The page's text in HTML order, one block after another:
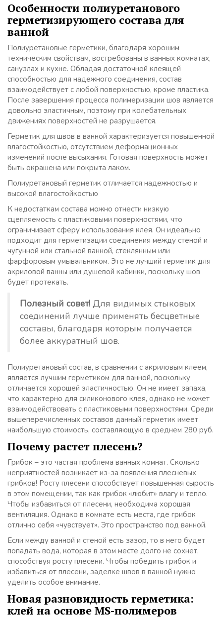
Особенности полиуретанового
герметизирующего состава для
ванной
Полиуретановые герметики, благодаря хорошим
техническим свойствам, востребованы в ванных комнатах,
санузлах и кухне. Обладая достаточной клеящей
способностью для надежного соединения, состав
взаимодействует с любой поверхностью, кроме пластика.
После завершения процесса полимеризации шов является
довольно эластичным, поэтому при колебательных
движениях поверхностей не разрушается.
Герметик для швов в ванной характеризуется повышенной
влагостойкостью, отсутствием деформационных
изменений после высыхания. Готовая поверхность может
быть окрашена или покрыта лаком.
Полиуретановый герметик отличается надежностью и
высокой влагостойкостью
К недостаткам состава можно отнести низкую
сцепляемость с пластиковыми поверхностями, что
ограничивает сферу использования клея. Он идеально
подходит для герметизации соединения между стеной и
чугунной или стальной ванной, стеклянным или
фарфоровым умывальником. Это не лучший герметик для
акриловой ванны или душевой кабинки, поскольку шов
будет протекать.
Полезный совет! Для видимых стыковых
соединений лучше применять бесцветные
составы, благодаря которым получается
более аккуратный шов.
Полиуретановый состав, в сравнении с акриловым клеем,
является лучшим герметиком для ванной, поскольку
отличается хорошей эластичностью. Он не имеет запаха,
что характерно для силиконового клея, однако не может
взаимодействовать с пластиковыми поверхностями. Среди
вышеперечисленных составов данный герметик имеет
наибольшую стоимость, составляющую в среднем 280 руб.
Почему растет плесень?
Грибок – это частая проблема ванных комнат. Сколько
неприятностей возникает из-за появления плесневых
грибков! Росту плесени способствует повышенная сырость
в этом помещении, так как грибок «любит» влагу и тепло.
Чтобы избавиться от плесени, необходима хорошая
вентиляция. Однако в комнате есть места, где грибок
отлично себя «чувствует». Это пространство под ванной.
Если между ванной и стеной есть зазор, то в него будет
попадать вода, которая в этом месте долго не сохнет,
способствуя росту плесени. Чтобы победить грибок и
избавиться от плесени, заделке швов в ванной нужно
уделить особое внимание.
Новая разновидность герметика:
клей на основе MS-полимеров